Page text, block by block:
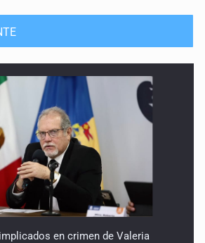
en crimen de Valeria